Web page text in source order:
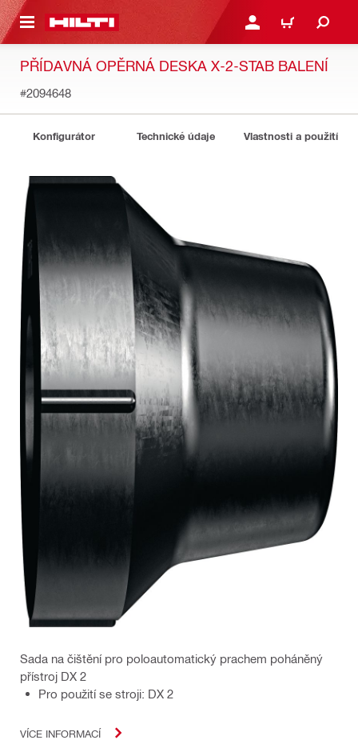
HLAVNÍ OBSAH PŘIHLÁSIT NEBO
KOŠÍK
PŘÍDAVNÁ OPĚRNÁ DESKA X-2-STAB BALENÍ
#2094648
Konfigurátor Technické údaje Vlastnosti a použití
Sada na čištění pro poloautomatický prachem poháněný
přístroj DX 2
Pro použití se stroji: DX 2
VÍCE INFORMACÍ